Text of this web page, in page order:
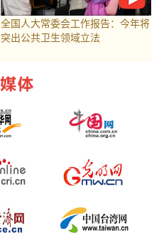
全国人大常委会工作报告：今年将
突出公共卫生领域立法